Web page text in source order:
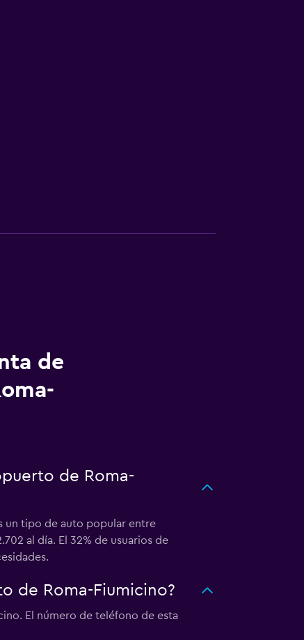
de
de Roma-
un tipo de auto popular entre
al día. El 32% de usuarios de
de Roma-Fiumicino?
El número de teléfono de esta